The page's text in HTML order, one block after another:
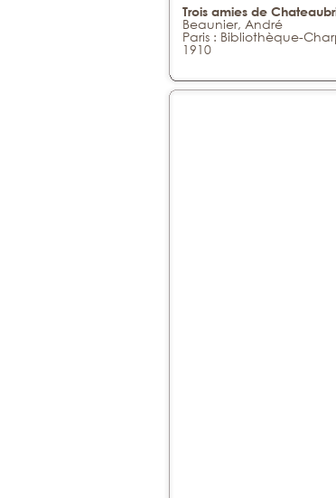
Trois amies de
Beaunier, André
Paris : Bibliothèque-
1910